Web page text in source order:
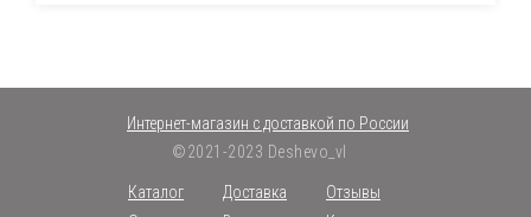
©2021-2023 Deshevo_vl
Каталог
Интернет-магазин с доставкой по России
Отзывы
Доставка